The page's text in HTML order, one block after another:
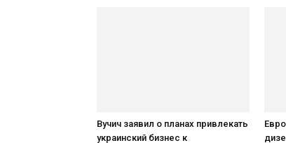
Вучич заявил о планах привлекать
украинский бизнес к